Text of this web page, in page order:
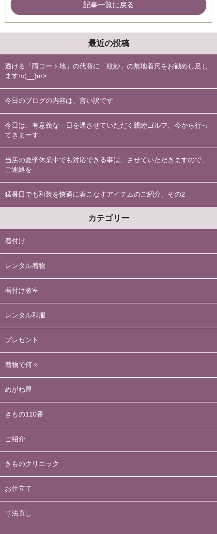
記事一覧に戻る
最近の投稿
透ける「雨コート地」の代替に「紋紗」の無地着尺をお勧めし足し
ますm(__)m>
今日のブログの内容は、言い訳です
今日は、有意義な一日を過させていただく親睦ゴルフ、今から行っ
てきまーす
当店の夏季休業中でも対応できる事は、させていただきますので、
ご連絡を
猛暑日でも和装を快適に着こなすアイテムのご紹介、その2
カテゴリー
着付け
レンタル着物
着付け教室
レンタル和服
プレゼント
着物で何々
めがね屋
きもの110番
ご紹介
きものクリニック
お仕立て
寸法直し